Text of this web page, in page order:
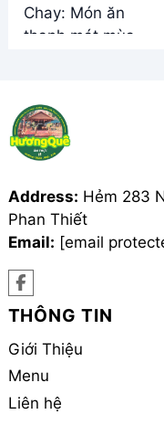
Address: Hẻm 283
Phan Thiết
Email: [email
THÔNG TIN
Giới Thiệu
Menu
Liên hệ